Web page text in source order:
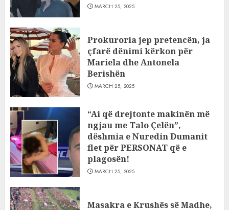
MARCH 25, 2025
Prokuroria jep pretencën, ja
çfarë dënimi kërkon për
Mariela dhe Antonela
Berishën
MARCH 25, 2025
“Ai që drejtonte makinën më
ngjau me Talo Çelën”,
dëshmia e Nuredin Dumanit
flet për PERSONAT që e
plagosën!
MARCH 25, 2025
Masakra e Krushës së Madhe,